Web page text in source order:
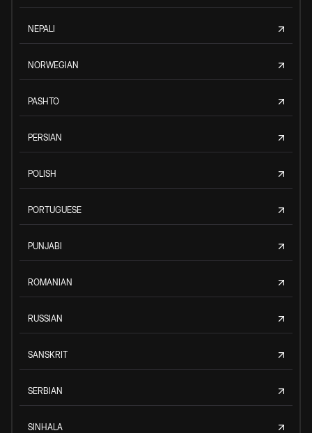
NEPALI
NORWEGIAN
PASHTO
PERSIAN
POLISH
PORTUGUESE
PUNJABI
ROMANIAN
RUSSIAN
SANSKRIT
SERBIAN
SINHALA